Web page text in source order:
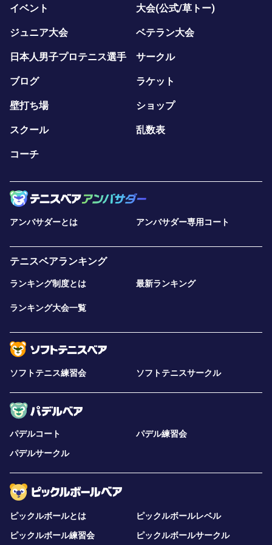
イベント 大会(公式/草トー)
ジュニア大会 ベテラン大会
日本人男子プロテニス選手 サークル
ブログ ラケット
壁打ち場 ショップ
スクール 乱数表
コーチ
アンバサダーとは アンバサダー専用コート
テニスベアランキング
ランキング制度とは 最新ランキング
ランキング大会一覧
ソフトテニス練習会 ソフトテニスサークル
パデルコート
パデル練習会
パデルサークル
ピックルボールとは
ピックルボールレベル
ピックルボール練習会
ピックルボールサークル